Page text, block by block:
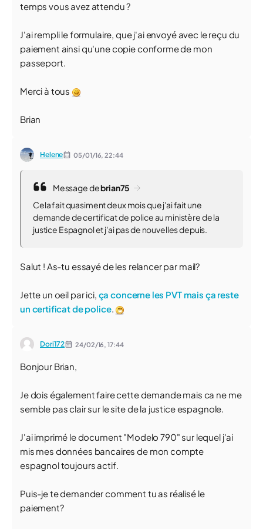
temps vous avez attendu ?
J'ai rempli le formulaire, que j'ai envoyé avec le reçu du
paiement ainsi qu'une copie conforme de mon
passeport.
Merci à tous
Brian
Helene 05/01/16,22:44
Message debrian75
Cela fait quasiment deux mois que j'ai fait une
demande de certificat de police au ministère de la
justice Espagnol et j'ai pas de nouvelles depuis.
Salut ! As-tu essayé de les relancer par mail?
Jette un oeil par ici, ça concerne les PVT mais ça reste
un certificat de police.
Dori172 24/02/16,17:44
Bonjour Brian,
Je dois également faire cette demande mais ca ne me
semble pas clair sur le site de la justice espagnole.
J'ai imprimé le document "Modelo 790" sur lequel j'ai
mis mes données bancaires de mon compte
espagnol toujours actif.
Puis-je te demander comment tu as réalisé le
paiement?